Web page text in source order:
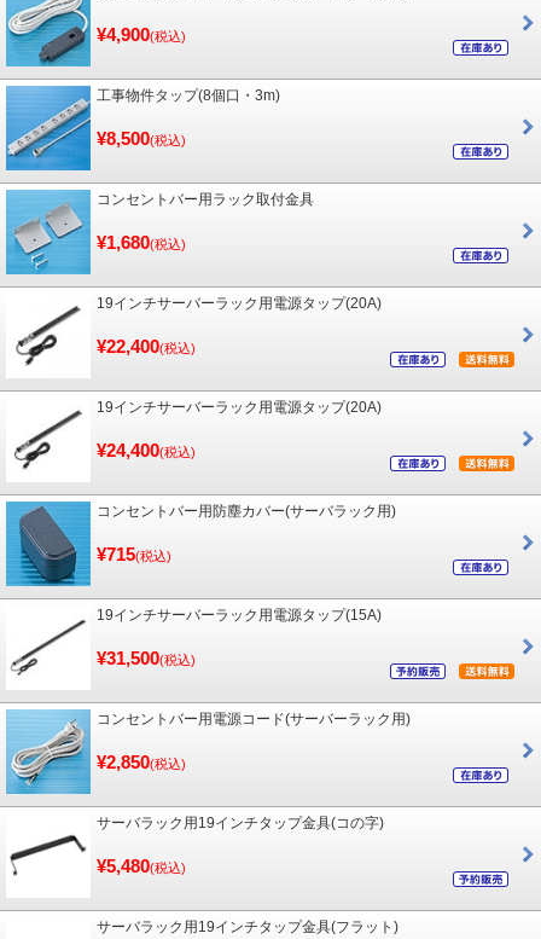
¥4,900(税込)
工事物件タップ(8個口・3m)
¥8,500(税込)
コンセントバー用ラック取付金具
¥1,680(税込)
19インチサーバーラック用電源タップ(20A)
¥22,400(税込)
19インチサーバーラック用電源タップ(20A)
¥24,400(税込)
コンセントバー用防塵カバー(サーバラック用)
¥715(税込)
19インチサーバーラック用電源タップ(15A)
¥31,500(税込)
コンセントバー用電源コード(サーバーラック用)
¥2,850(税込)
サーバラック用19インチタップ金具(コの字)
¥5,480(税込)
サーバラック用19インチタップ金具(フラット)